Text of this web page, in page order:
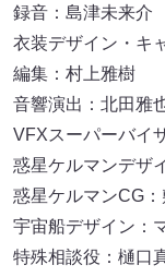
録音：島津未来介
衣装デザイン・キ
編集：村上雅樹
音響演出：北田雅
VFXスーパーバイ
惑星ケルマンデザ
惑星ケルマンCG
宇宙船デザイン：
特殊相談役：樋口